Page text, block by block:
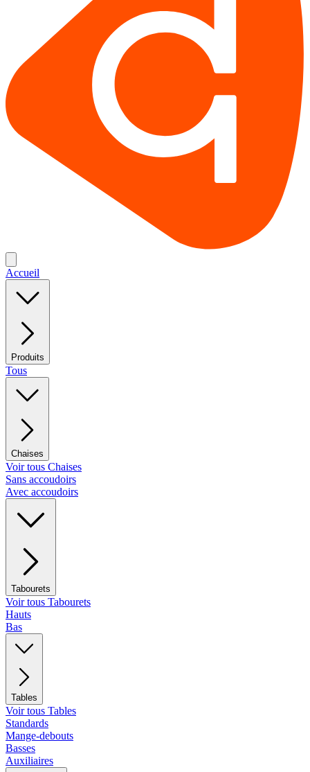
Accueil
Produits
Tous
Chaises
Voir tous Chaises
Sans accoudoirs
Avec accoudoirs
Tabourets
Voir tous Tabourets
Hauts
Bas
Tables
Voir tous Tables
Standards
Mange-debouts
Basses
Auxiliaires